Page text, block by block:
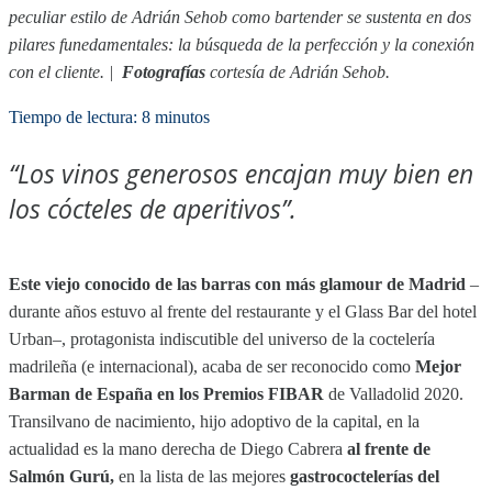
peculiar estilo de Adrián Sehob como bartender se sustenta en dos
pilares funedamentales: la búsqueda de la perfección y la conexión
con el cliente. | Fotografías cortesía de Adrián Sehob.
Tiempo de lectura: 8 minutos
“Los vinos generosos encajan muy bien en
los cócteles de aperitivos”.
Este viejo conocido de las barras con más glamour de Madrid –
durante años estuvo al frente del restaurante y el Glass Bar del hotel
Urban–, protagonista indiscutible del universo de la coctelería
madrileña (e internacional), acaba de ser reconocido como Mejor
Barman de España en los Premios FIBAR de Valladolid 2020.
Transilvano de nacimiento, hijo adoptivo de la capital, en la
actualidad es la mano derecha de Diego Cabrera al frente de
Salmón Gurú, en la lista de las mejores gastrococtelerías del